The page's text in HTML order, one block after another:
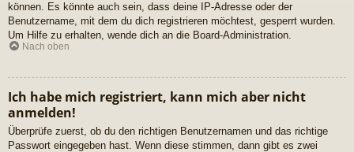
können. Es könnte auch sein, dass deine IP-Adresse oder der
Benutzername, mit dem du dich registrieren möchtest, gesperrt wurden.
Um Hilfe zu erhalten, wende dich an die Board-Administration.
Nach oben
Ich habe mich registriert, kann mich aber nicht
anmelden!
Überprüfe zuerst, ob du den richtigen Benutzernamen und das richtige
Passwort eingegeben hast. Wenn diese stimmen, dann gibt es zwei